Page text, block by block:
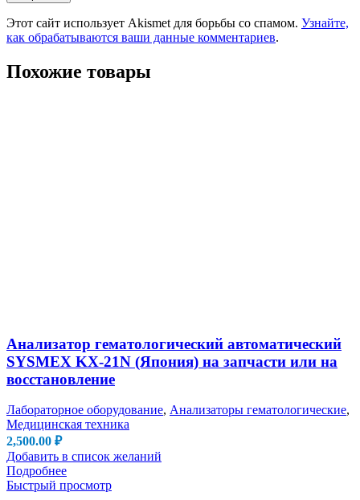
Этот сайт использует Akismet для борьбы со спамом. Узнайте,
как обрабатываются ваши данные комментариев.
Похожие товары
Анализатор гематологический автоматический
SYSMEX KX-21N (Япония) на запчасти или на
восстановление
Лабораторное оборудование, Анализаторы гематологические,
Медицинская техника
2,500.00 ₽
Добавить в список желаний
Подробнее
Быстрый просмотр